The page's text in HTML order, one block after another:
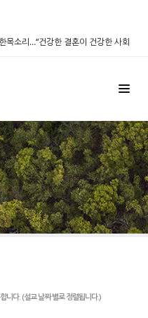
목소리…“건강한 결혼이 건강한 사회
니다. (설교 날짜 별로 정렬됩니다.)
5